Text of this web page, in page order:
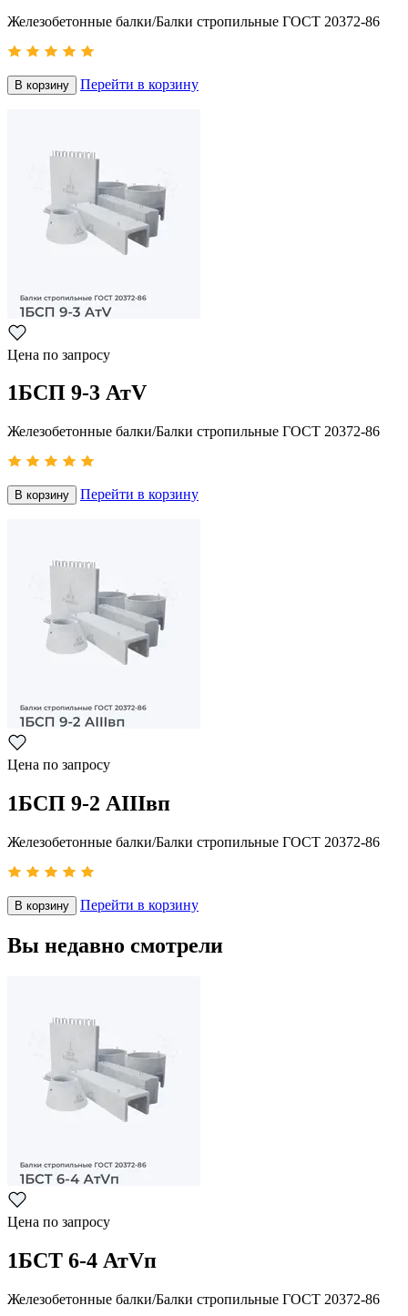
Железобетонные балки/Балки стропильные ГОСТ 20372-86
В корзину Перейти в корзину
Цена по запросу
1БСП 9-3 АтV
Железобетонные балки/Балки стропильные ГОСТ 20372-86
В корзину Перейти в корзину
Цена по запросу
1БСП 9-2 АIIIвп
Железобетонные балки/Балки стропильные ГОСТ 20372-86
В корзину Перейти в корзину
Вы недавно смотрели
Цена по запросу
1БСТ 6-4 АтVп
Железобетонные балки/Балки стропильные ГОСТ 20372-86